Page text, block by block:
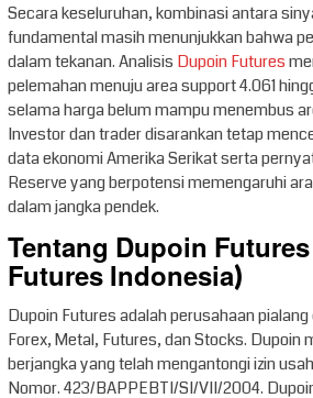
Secara keseluruhan, kombinasi antara
fundamental masih menunjukkan bahwa
dalam tekanan. Analisis Dupoin Futures
pelemahan menuju area support 4.061
selama harga belum mampu menembus
Investor dan trader disarankan tetap
data ekonomi Amerika Serikat serta
Reserve yang berpotensi memengaruhi
dalam jangka pendek.
Tentang Dupoin
Futures Indonesia)
Dupoin Futures adalah perusahaan
Forex, Metal, Futures, dan Stocks. Dupoin
berjangka yang telah mengantongi izin
Nomor. 423/BAPPEBTI/SI/VII/2004.